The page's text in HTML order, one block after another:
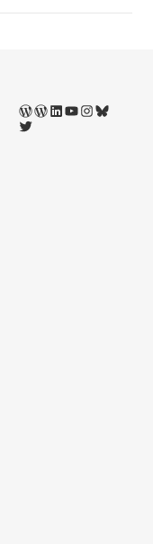
WordPress
WordPress
LinkedIn
YouTube
Instagram
Bluesky
Twitter